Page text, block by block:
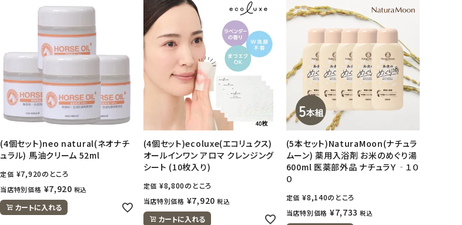
(4個セット)neo natural(ネオナチ
ュラル) 馬油クリーム 52ml
定価 ¥7,920のところ
当店特別価格 ¥7,920 税込
カートに入れる
(4個セット)ecoluxe(エコリュクス)
オールインワン アロマ クレンジング
シート (10枚入り)
定価 ¥8,800のところ
当店特別価格 ¥7,920 税込
カートに入れる
(5本セット)NaturaMoon(ナチュラ
ムーン) 薬用入浴剤 お米のめぐり湯
600ml 医薬部外品 ナチュラＹ‐１０
０
定価 ¥8,140のところ
当店特別価格 ¥7,733 税込